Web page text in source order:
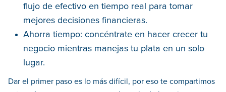
flujo de efectivo en tiempo real para tomar
mejores decisiones financieras.
Ahorra tiempo: concéntrate en hacer crecer tu
negocio mientras manejas tu plata en un solo
lugar.
Dar el primer paso es lo más difícil, por eso te compartimos